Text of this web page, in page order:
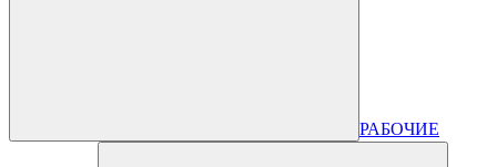
РАБОЧИЕ